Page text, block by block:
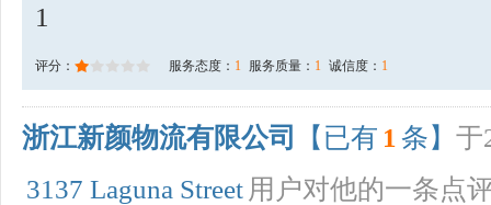
1
评分： 服务态度： 1 服务质量： 1 诚信度： 1
浙江新颜物流有限公司 【已有 1 条】 于
3137 Laguna Street 用户对他的一条点